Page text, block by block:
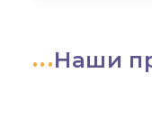
Наши